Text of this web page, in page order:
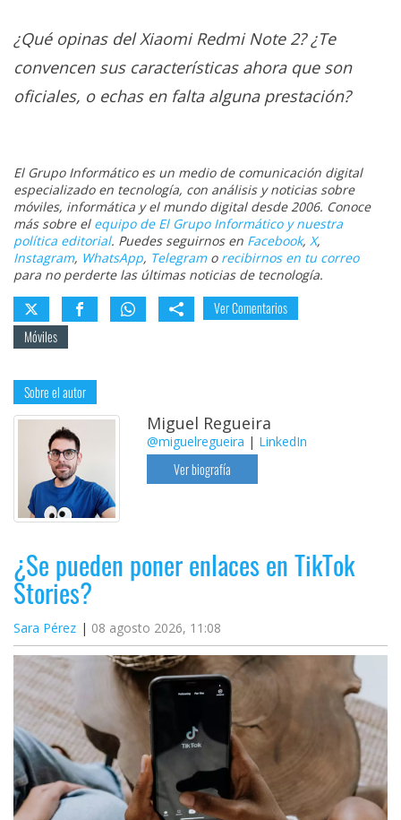
¿Qué opinas del Xiaomi Redmi Note 2? ¿Te
convencen sus características ahora que son
oficiales, o echas en falta alguna prestación?
El Grupo Informático es un medio de comunicación digital
especializado en tecnología, con análisis y noticias sobre
móviles, informática y el mundo digital desde 2006. Conoce
más sobre el equipo de El Grupo Informático y nuestra
política editorial. Puedes seguirnos en Facebook, X,
Instagram, WhatsApp, Telegramo recibirnos en tu correo
para no perderte las últimas noticias de tecnología.
Ver Comentarios
Móviles
Sobre el autor
Miguel Regueira
@miguelregueira | LinkedIn
Ver biografía
¿Se pueden poner enlaces en TikTok
Stories?
Sara Pérez 08 agosto 2026, 11:08